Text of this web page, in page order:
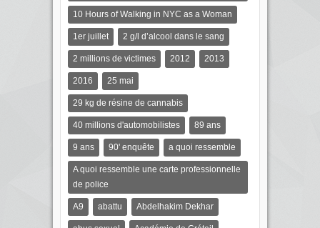
10 Hours of Walking in NYC as a Woman
1er juillet 2 g/l d’alcool dans le sang
2 millions de victimes 2012 2013
2016 25 mai
29 kg de résine de cannabis
40 millions d'automobilistes 89 ans
9 ans 90' enquête a quoi ressemble
A quoi ressemble une carte professionnelle
de police
A9 abattu Abdelhakim Dekhar